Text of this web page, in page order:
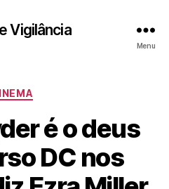
Vigilância
Menu
Categorias
é o deus
DC nos